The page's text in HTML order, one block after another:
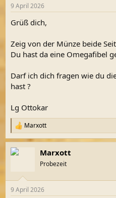
e
:
9 April 2026
Grüß dich,
Zeig von der Münze beide
Du hast da eine Omegafibel
Darf ich dich fragen wie du
hast ?
Lg Ottokar
R
e
a
k
e
Marxott
Marxott
Probezeit
9 April 2026